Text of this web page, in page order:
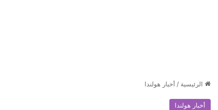
الرئيسية / أخبار هولندا
أخبار هولندا